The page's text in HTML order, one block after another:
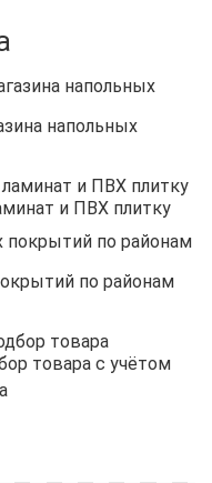
напольных
и ПВХ плитку
по районам
товара с учётом